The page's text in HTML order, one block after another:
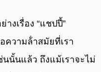
ความล้ําสมัยที่เรา
นั้นแล้ว ถึงแม้เราจะไม่